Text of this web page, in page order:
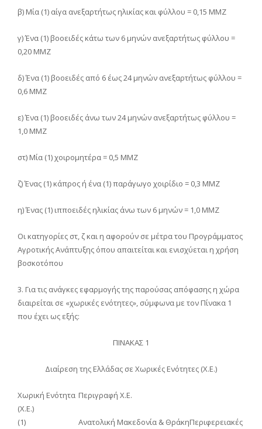
β) Μία (1) αίγα ανεξαρτήτως ηλικίας και φύλλου = 0,15 ΜMΖ
γ) Ένα (1) βοοειδές κάτω των 6 μηνών ανεξαρτήτως φύλλου =
0,20 ΜΜΖ
δ) Ένα (1) βοοειδές από 6 έως 24 μηνών ανεξαρτήτως φύλλου =
0,6 ΜMΖ
ε) Ένα (1) βοοειδές άνω των 24 μηνών ανεξαρτήτως φύλλου =
1,0 ΜMΖ
στ) Μία (1) χοιρομητέρα = 0,5 ΜMΖ
ζ) Ένας (1) κάπρος ή ένα (1) παράγωγο χοιρίδιο = 0,3 ΜΜΖ
η) Ένας (1) ιπποειδές ηλικίας άνω των 6 μηνών = 1,0 ΜMΖ
Οι κατηγορίες στ, ζ και η αφορούν σε μέτρα του Προγράμματος
Αγροτικής Ανάπτυξης όπου απαιτείται και ενισχύεται η χρήση
βοσκοτόπου
3. Για τις ανάγκες εφαρμογής της παρούσας απόφασης η χώρα
διαιρείται σε «χωρικές ενότητες», σύμφωνα με τον Πίνακα 1
που έχει ως εξής:
ΠΙΝΑΚΑΣ 1
Διαίρεση της Ελλάδας σε Χωρικές Ενότητες (Χ.Ε.)
Χωρική Ενότητα
(Χ.Ε.)
Περιγραφή Χ.Ε.
(1)
Ανατολική Μακεδονία & ΘράκηΠεριφερειακές